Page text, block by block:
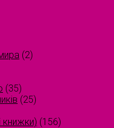
(2)
(35)
(25)
книжки) (156)